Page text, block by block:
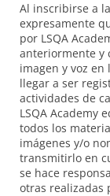
Al inscribirse a
expresamente
por LSQA
anteriormente y
imagen y voz
llegar a ser
actividades de
LSQA Academy
todos los
imágenes y/o
transmitirlo en
se hace
otras realizadas